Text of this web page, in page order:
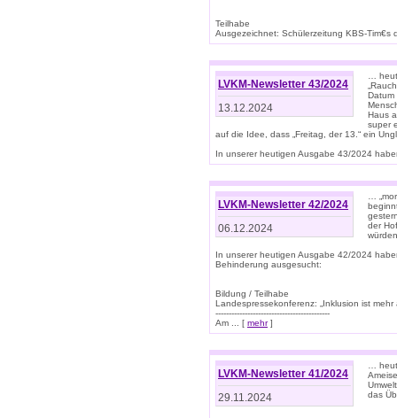
Teilhabe
Ausgezeichnet: Schülerzeitung KBS-Tim€s
LVKM-Newsletter 43/2024
13.12.2024
…
Datum
Haus
super
auf die Idee, dass „Freitag, der 13.“ ein
In unserer heutigen Ausgabe 43/2024
LVKM-Newsletter 42/2024
06.12.2024
…
der
In unserer heutigen Ausgabe 42/2024
Behinderung ausgesucht:
Bildung / Teilhabe
Landespressekonferenz: „Inklusion ist mehr
-------------------------------------------
Am ... [ mehr]
LVKM-Newsletter 41/2024
29.11.2024
…
das